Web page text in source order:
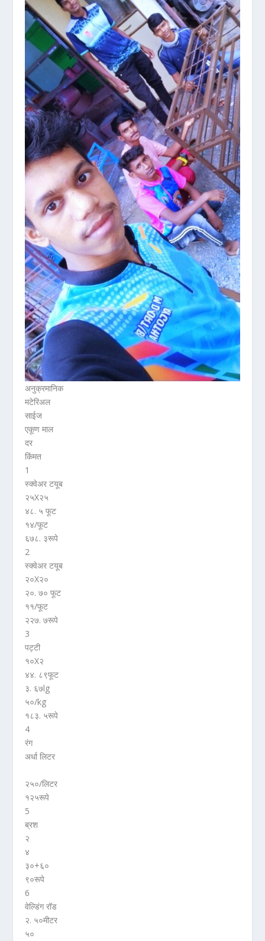
अनुक्रमानिक
मटेरिअल
साईज
एकूण माल
दर
किंमत
1
स्क्वेअर टयूब
२५X२५
४८. ५ फूट
१४/फूट
६७८. ३रूपे
2
स्क्वेअर टयूब
२०X२०
२०. ७० फूट
११/फूट
२२७. ७रूपे
3
पट्टी
१०X२
४४. ८९फूट
३. ६७lg
५०/kg
१८३. ५रूपे
4
रंग
अर्धा लिटर
२५०/लिटर
१२५रूपे
5
ब्रश
२
४
३०+६०
९०रूपे
6
वेल्डिंग रॉड
२. ५०मीटर
५०